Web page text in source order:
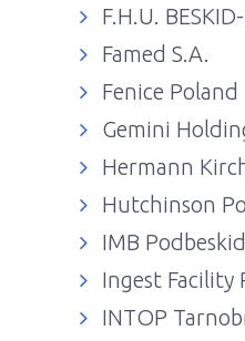
F.H.U.
Famed S.A.
Fenice Poland
Gemini
Hermann
Hutchinson
IMB
Ingest Facility
INTOP